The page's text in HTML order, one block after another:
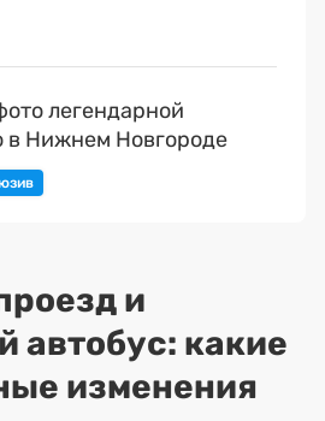
легендарной
в Нижнем Новгороде
и
автобус: какие
изменения